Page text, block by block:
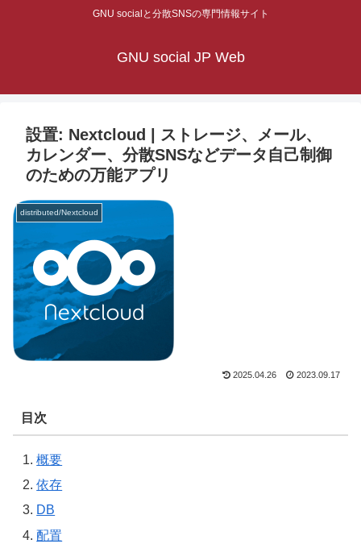
GNU socialと分散SNSの専門情報サイト
GNU social JP Web
設置: Nextcloud | ストレージ、メール、
カレンダー、分散SNSなどデータ自己制御
のための万能アプリ
distributed/Nextcloud
2025.04.26 2023.09.17
目次
概要
依存
DB
配置